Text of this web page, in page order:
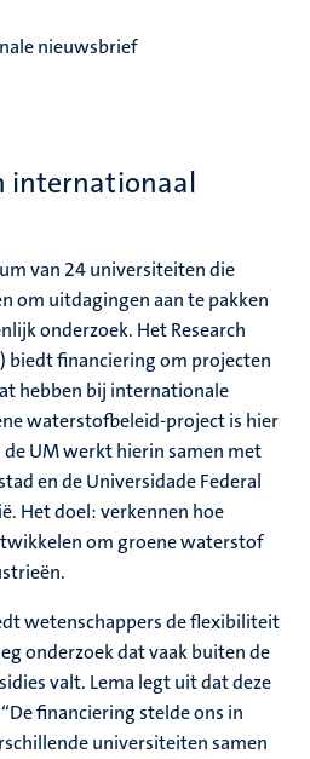
nieuwsbrief
internationaal
van 24 universiteiten die
om uitdagingen aan te pakken
onderzoek. Het Research
biedt financiering om projecten
hebben bij internationale
waterstofbeleid-project is hier
UM werkt hierin samen met
en de Universidade Federal
Het doel: verkennen hoe
om groene waterstof
wetenschappers de flexibiliteit
onderzoek dat vaak buiten de
valt. Lema legt uit dat deze
financiering stelde ons in
universiteiten samen